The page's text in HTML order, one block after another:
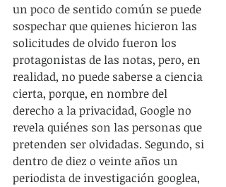
un poco de sentido común se puede
sospechar que quienes hicieron las
solicitudes de olvido fueron los
protagonistas de las notas, pero, en
realidad, no puede saberse a ciencia
cierta, porque, en nombre del
derecho a la privacidad, Google no
revela quiénes son las personas que
pretenden ser olvidadas. Segundo, si
dentro de diez o veinte años un
periodista de investigación googlea,